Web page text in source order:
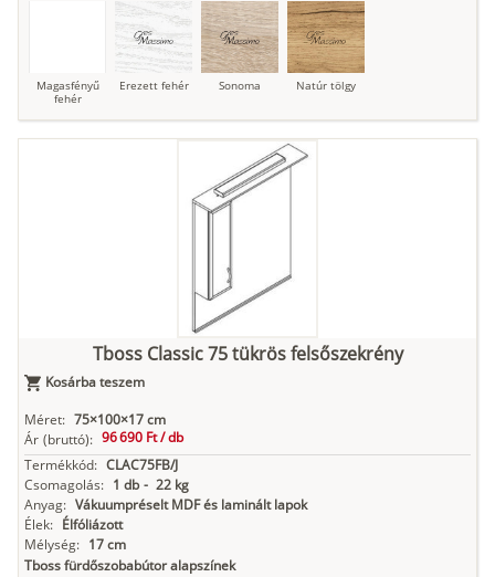
Magasfényű
fehér
Erezett fehér Sonoma Natúr tölgy
Tboss Classic 75 tükrös felsőszekrény
Kosárba teszem
Méret: 75×100×17 cm
Ár (bruttó): 96 690 Ft /db
Termékkód: CLAC75FB/J
Csomagolás: 1 db - 22 kg
Anyag: Vákuumpréselt MDF és laminált lapok
Élek: Élfóliázott
Mélység: 17 cm
Tboss fürdőszobabútor alapszínek